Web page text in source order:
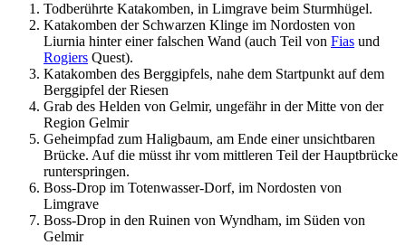
Todberührte Katakomben, in Limgrave beim Sturmhügel.
Katakomben der Schwarzen Klinge im Nordosten von
Liurnia hinter einer falschen Wand (auch Teil von Fias und
Rogiers Quest).
Katakomben des Berggipfels, nahe dem Startpunkt auf dem
Berggipfel der Riesen
Grab des Helden von Gelmir, ungefähr in der Mitte von der
Region Gelmir
Geheimpfad zum Haligbaum, am Ende einer unsichtbaren
Brücke. Auf die müsst ihr vom mittleren Teil der Hauptbrücke
runterspringen.
Boss-Drop im Totenwasser-Dorf, im Nordosten von
Limgrave
Boss-Drop in den Ruinen von Wyndham, im Süden von
Gelmir